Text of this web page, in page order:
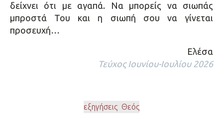
δείχνει ότι με αγαπά. Να μπορείς να ­σιωπάς
μπροστά Του και η σιωπή σου να γίνεται
προσευχή…
Ελέσα
Τεύχος Ιουνίου-Ιουλίου 2026
εξηγήσεις Θεός